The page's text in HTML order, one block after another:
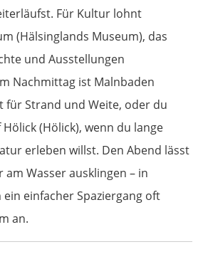
Für Kultur lohnt
(Hälsinglands Museum), das
und Ausstellungen
Nachmittag ist Malnbaden
für Strand und Weite, oder du
(Hölick), wenn du lange
erleben willst. Den Abend lässt
Wasser ausklingen – in
einfacher Spaziergang oft
an.